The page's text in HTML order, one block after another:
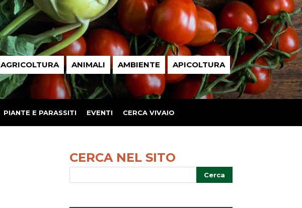
AGRICOLTURA ANIMALI AMBIENTE APICOLTURA
PIANTE E PARASSITI EVENTI CERCA VIVAIO
CERCA NEL SITO